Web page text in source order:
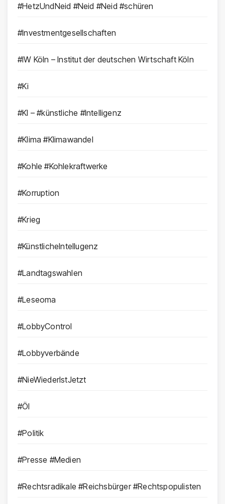
#HetzUndNeid #Neid #Neid #schüren
#Investmentgesellschaften
#IW Köln – Institut der deutschen Wirtschaft Köln
#Ki
#KI – #künstliche #Intelligenz
#Klima #Klimawandel
#Kohle #Kohlekraftwerke
#Korruption
#Krieg
#KünstlicheIntellugenz
#Landtagswahlen
#Leseoma
#LobbyControl
#Lobbyverbände
#NieWiederIstJetzt
#Öl
#Politik
#Presse #Medien
#Rechtsradikale #Reichsbürger #Rechtspopulisten